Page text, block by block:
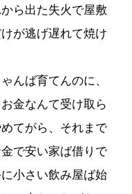
ら出た失火で屋敷
が逃げ遅れて焼け
んば育てんのに、
金なんて受け取ら
てがら、それまで
で安い家ば借りで
小さい飲み屋ば始